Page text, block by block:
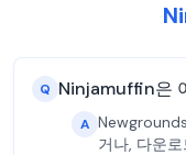
Q Ninjamuffin은
A
거나, 다운